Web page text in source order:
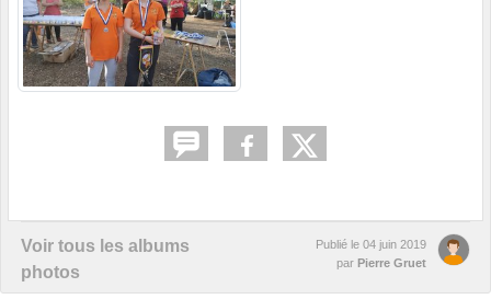
Voir tous les albums
photos
Publié le 04 juin 2019
par Pierre Gruet